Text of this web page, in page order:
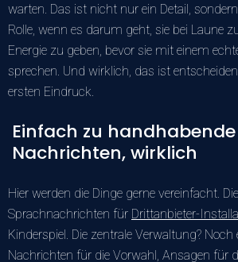
warten. Das ist nicht nur ein Detail,
Rolle, wenn es darum geht, sie bei Laune
Energie zu geben, bevor sie mit einem
sprechen. Und wirklich, das ist
ersten Eindruck.
Einfach zu handhabende
Nachrichten, wirklich
Hier werden die Dinge gerne vereinfacht.
Sprachnachrichten für Drittanbieter-
Kinderspiel. Die zentrale Verwaltung? Noch
Nachrichten für die Vorwahl, Ansagen für